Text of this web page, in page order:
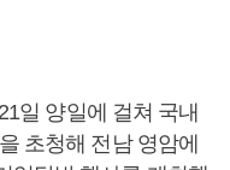
일 양일에 걸쳐 국내
초청해 전남 영암에